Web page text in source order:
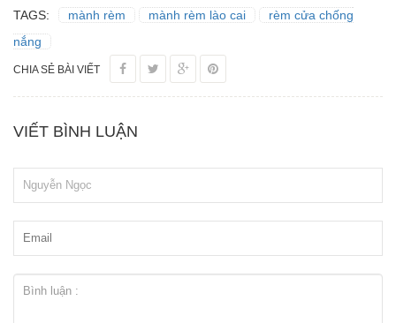
TAGS: mành rèm mành rèm lào cai
rèm cửa chống
nắng
CHIA SẺ BÀI VIẾT
VIẾT BÌNH LUẬN